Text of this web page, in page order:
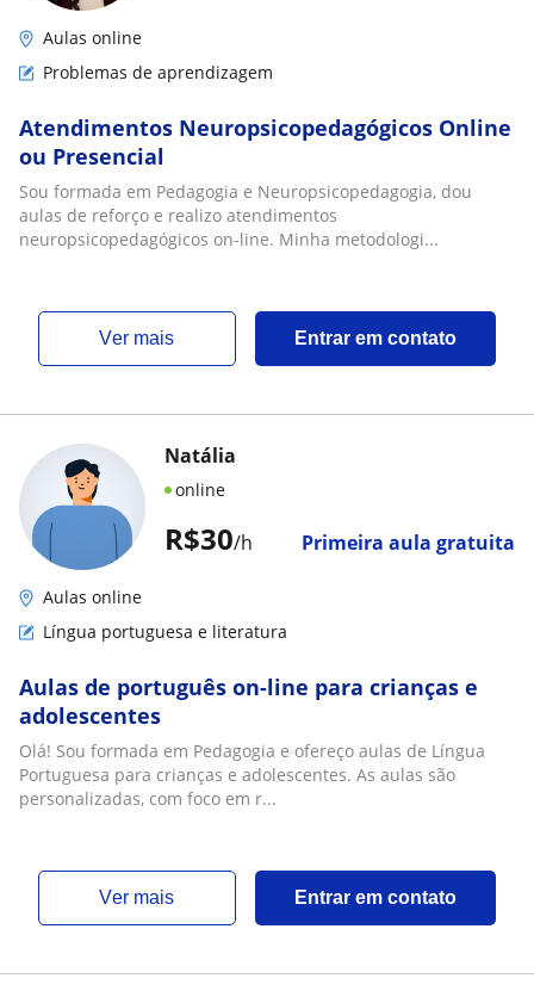
Aulas online
Problemas de aprendizagem
Atendimentos Neuropsicopedagógicos Online
ou Presencial
Sou formada em Pedagogia e Neuropsicopedagogia, dou
aulas de reforço e realizo atendimentos
neuropsicopedagógicos on-line. Minha metodologi...
ver mais Entrar em contato
R$30/h Primeira aula gratuita
Natália
online
Aulas online
Língua portuguesa e literatura
Aulas de português on-line para crianças e
adolescentes
Olá! Sou formada em Pedagogia e ofereço aulas de Língua
Portuguesa para crianças e adolescentes. As aulas são
personalizadas, com foco em r...
ver mais Entrar em contato